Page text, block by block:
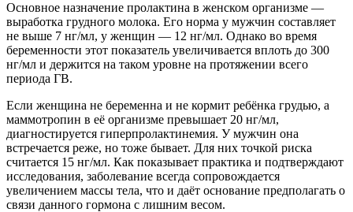
Основное назначение пролактина в женском организме —
выработка грудного молока. Его норма у мужчин составляет
не выше 7 нг/мл, у женщин — 12 нг/мл. Однако во время
беременности этот показатель увеличивается вплоть до 300
нг/мл и держится на таком уровне на протяжении всего
периода ГВ.
Если женщина не беременна и не кормит ребёнка грудью, а
маммотропин в её организме превышает 20 нг/мл,
диагностируется гиперпролактинемия. У мужчин она
встречается реже, но тоже бывает. Для них точкой риска
считается 15 нг/мл. Как показывает практика и подтверждают
исследования, заболевание всегда сопровождается
увеличением массы тела, что и даёт основание предполагать о
связи данного гормона с лишним весом.